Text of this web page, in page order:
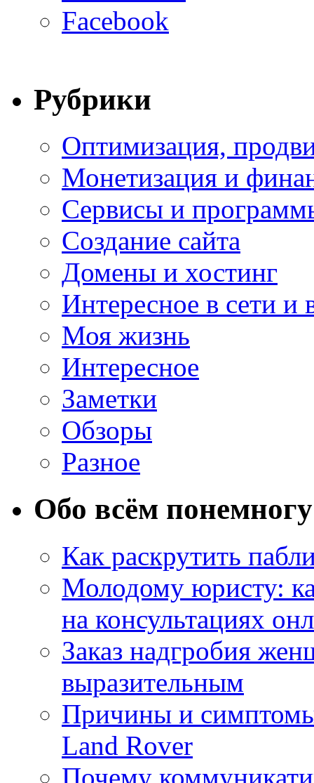
Facebook
Рубрики
Оптимизация,
Монетизация и
Сервисы и
Создание сайта
Домены и хостинг
Интересное в сети и
Моя жизнь
Интересное
Заметки
Обзоры
Разное
Обо всём понемногу
Как раскрутить
Молодому юристу:
на консультациях
Заказ надгробия
выразительным
Причины и
Land Rover